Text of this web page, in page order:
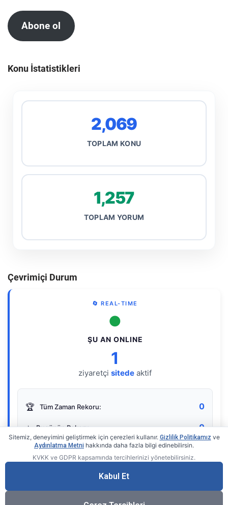
Abone ol
Konu İstatistikleri
2,069
TOPLAM KONU
1,257
TOPLAM YORUM
Çevrimiçi Durum
🔄 REAL-TIME
●
ŞU AN ONLINE
1
ziyaretçi sitede aktif
🏆 Tüm Zaman Rekoru: 0
⭐ Bugünün Rekoru: 0
Gerçek zamanlı sayaç
Sitemiz, deneyimini geliştirmek için çerezleri kullanır. Gizlilik Politikamız ve
Aydınlatma Metni hakkında daha fazla bilgi edinebilirsin.
KVKK ve GDPR kapsamında tercihlerinizi yönetebilirsiniz.
Kabul Et